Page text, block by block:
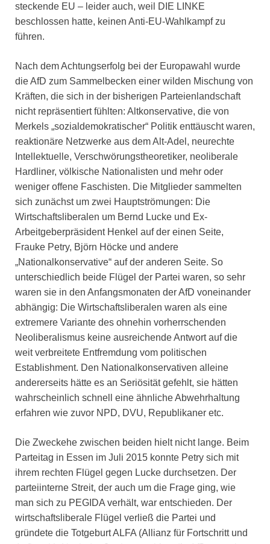
steckende EU – leider auch, weil DIE LINKE
beschlossen hatte, keinen Anti-EU-Wahlkampf zu
führen.
Nach dem Achtungserfolg bei der Europawahl wurde
die AfD zum Sammelbecken einer wilden Mischung von
Kräften, die sich in der bisherigen Parteienlandschaft
nicht repräsentiert fühlten: Altkonservative, die von
Merkels „sozialdemokratischer“ Politik enttäuscht waren,
reaktionäre Netzwerke aus dem Alt-Adel, neurechte
Intellektuelle, Verschwörungstheoretiker, neoliberale
Hardliner, völkische Nationalisten und mehr oder
weniger offene Faschisten. Die Mitglieder sammelten
sich zunächst um zwei Hauptströmungen: Die
Wirtschaftsliberalen um Bernd Lucke und Ex-
Arbeitgeberpräsident Henkel auf der einen Seite,
Frauke Petry, Björn Höcke und andere
„Nationalkonservative“ auf der anderen Seite. So
unterschiedlich beide Flügel der Partei waren, so sehr
waren sie in den Anfangsmonaten der AfD voneinander
abhängig: Die Wirtschaftsliberalen waren als eine
extremere Variante des ohnehin vorherrschenden
Neoliberalismus keine ausreichende Antwort auf die
weit verbreitete Entfremdung vom politischen
Establishment. Den Nationalkonservativen alleine
andererseits hätte es an Seriösität gefehlt, sie hätten
wahrscheinlich schnell eine ähnliche Abwehrhaltung
erfahren wie zuvor NPD, DVU, Republikaner etc.
Die Zweckehe zwischen beiden hielt nicht lange. Beim
Parteitag in Essen im Juli 2015 konnte Petry sich mit
ihrem rechten Flügel gegen Lucke durchsetzen. Der
parteiinterne Streit, der auch um die Frage ging, wie
man sich zu PEGIDA verhält, war entschieden. Der
wirtschaftsliberale Flügel verließ die Partei und
gründete die Totgeburt ALFA (Allianz für Fortschritt und